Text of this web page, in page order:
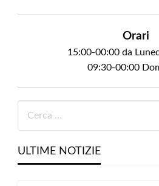
Orari
15:00-00:00 da
09:30-00:00
ULTIME NOTIZIE